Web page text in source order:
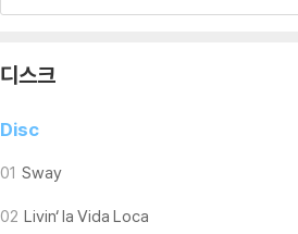
영화음악계의 베테랑인 편곡가 마티아스 골, 팝
디스크
Disc
01 Sway
02 Livin‘ la Vida Loca